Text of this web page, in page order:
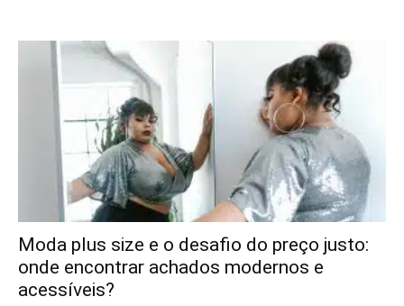
Moda plus size e o desafio do preço justo:
onde encontrar achados modernos e
acessíveis?